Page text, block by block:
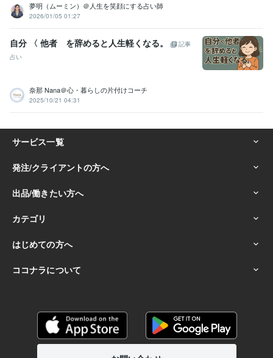
夢明（ムーミン）＠人生を笑顔にする占い師
2026/01/05 01:27
自分 〈 他者 を辞めると人生軽くなる。
記事
占い
奈那 Nana＠心・暮らしの片付けコーチ
2025/10/21 04:31